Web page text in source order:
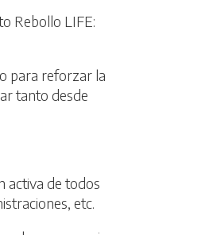
Rebollo LIFE:
para reforzar la
tanto desde
activa de todos
etc.